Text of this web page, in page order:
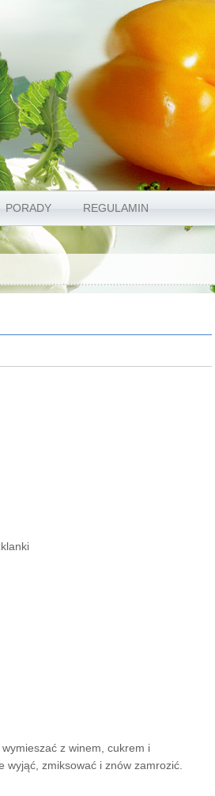
PORADY REGULAMIN
z winem, cukrem i
wyjąć, zmiksować i znów zamrozić.